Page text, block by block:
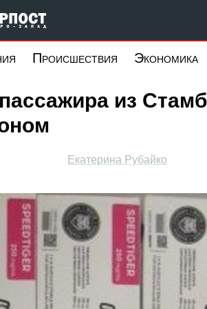
Форпост Северо-Запад
Происшествия Экономика
из
Екатерина Рубайко